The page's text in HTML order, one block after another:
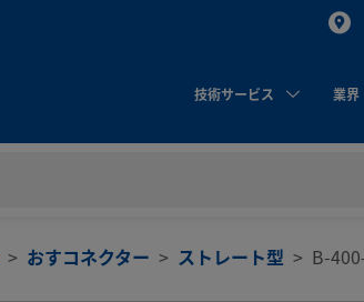
技術サービス 業界
おすコネクター ストレート型 B-